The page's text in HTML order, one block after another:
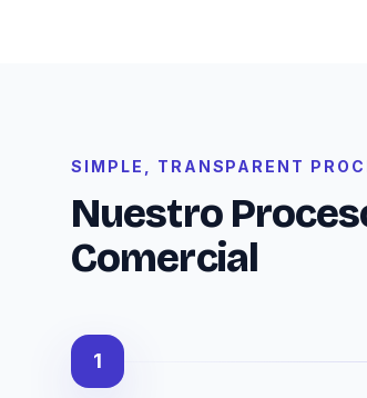
SIMPLE, TRANSPARENT
Nuestro
Comercial
1